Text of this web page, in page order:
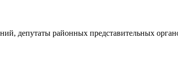
депутаты районных представительных